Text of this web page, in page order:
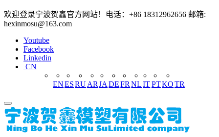
欢迎登录宁波贺鑫官方网站！电话：+86 18312962656 邮箱:
hexinmosu@163.com
Youtube
Facebook
Linkedin
CN
ENESRUARJA DEFR NLITPTKOTR